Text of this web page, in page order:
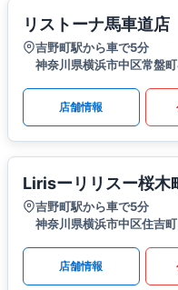
リストーナ馬車道店
吉野町駅から車で5分
神奈川県横浜市中区常盤
店舗情報
Lirisーリリスー桜木
吉野町駅から車で5分
神奈川県横浜市中区住吉
店舗情報